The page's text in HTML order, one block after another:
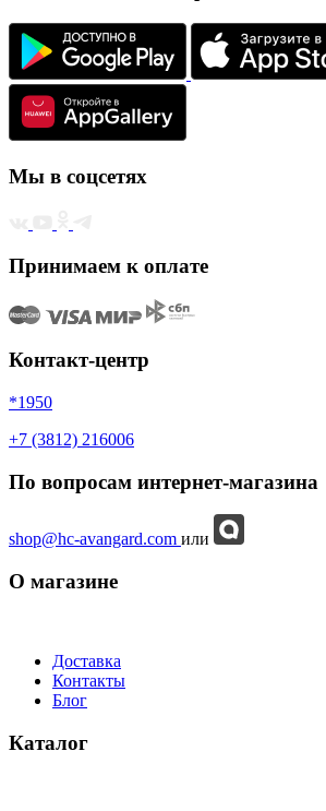
Мы в соцсетях
Принимаем к оплате
Контакт-центр
*1950
+7 (3812) 216006
По вопросам интернет-магазина
shop@hc-avangard.com или
О магазине
Доставка
Контакты
Блог
Каталог